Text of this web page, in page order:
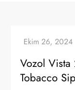
Vozol
Tobacco